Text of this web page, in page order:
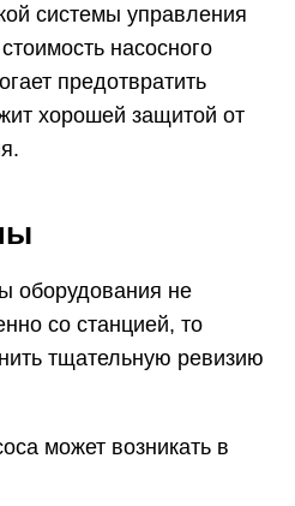
системы управления
насосного
предотвратить
хорошей защитой от
оборудования не
со станцией, то
тщательную ревизию
может возникать в